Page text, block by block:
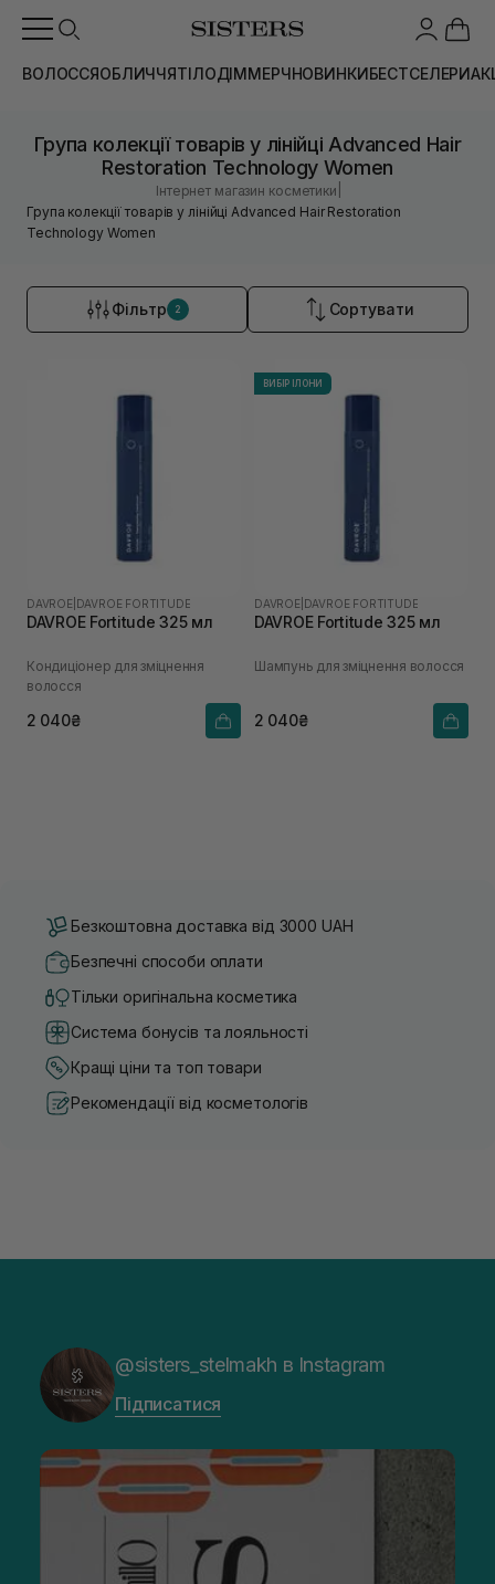
ВОЛОССЯОБЛИЧЧЯТІЛОДІММЕРЧНОВИНКИБЕСТСЕЛЕРИ
Група колекції товарів у лінійці Advanced Hair
Restoration Technology Women
Інтернет магазин косметики
Група колекції товарів у лінійці Advanced Hair Restoration
Technology Women
Фільтр 2 Сортувати
DAVROE DAVROE FORTITUDE
DAVROE Fortitude 325 мл
Кондиціонер для зміцнення
волосся
2 040₴
ВИБІР ІЛОНИ
DAVROE DAVROE FORTITUDE
DAVROE Fortitude 325 мл
Шампунь для зміцнення волосся
2 040₴
Безкоштовна доставка від 3000 UAH
Безпечні способи оплати
Тільки оригінальна косметика
Система бонусів та лояльності
Кращі ціни та топ товари
Рекомендації від косметологів
@sisters_stelmakh в Instagram
Підписатися